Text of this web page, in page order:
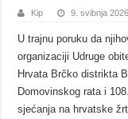
Kip 9. svibnja 2026.
U trajnu poruku da
organizaciji Udruge
Hrvata Brčko distrikta
Domovinskog rata i
sjećanja na hrvatske